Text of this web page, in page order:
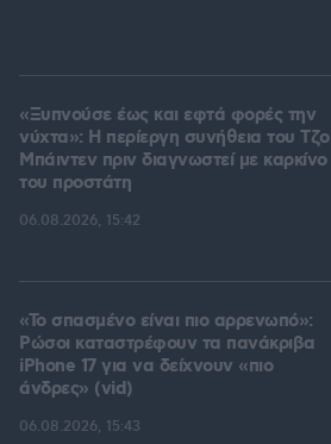
«Ξυπνούσε έως και εφτά φορές την
νύχτα»: Η περίεργη συνήθεια του Τζο
Μπάιντεν πριν διαγνωστεί με καρκίνο
του προστάτη
06.08.2026, 15:42
«Το σπασμένο είναι πιο αρρενωπό»:
Ρώσοι καταστρέφουν τα πανάκριβα
iPhone 17 για να δείχνουν «πιο
άνδρες» (vid)
06.08.2026, 15:43